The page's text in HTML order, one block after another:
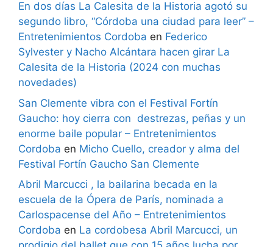
En dos días La Calesita de la Historia agotó su
segundo libro, “Córdoba una ciudad para leer” –
Entretenimientos Cordoba en Federico
Sylvester y Nacho Alcántara hacen girar La
Calesita de la Historia (2024 con muchas
novedades)
San Clemente vibra con el Festival Fortín
Gaucho: hoy cierra con destrezas, peñas y un
enorme baile popular – Entretenimientos
Cordoba en Micho Cuello, creador y alma del
Festival Fortín Gaucho San Clemente
Abril Marcucci , la bailarina becada en la
escuela de la Ópera de París, nominada a
Carlospacense del Año – Entretenimientos
Cordoba en La cordobesa Abril Marcucci, un